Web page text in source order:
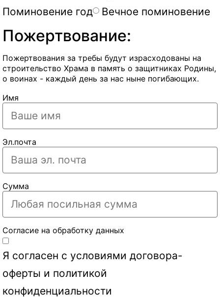
Поминовение год
Вечное поминовение
Пожертвование:
Пожертвования за требы будут израсходованы на
строительство Храма в память о защитниках Родины,
о воинах - каждый день за нас ныне погибающих.
Имя
Эл.почта
Сумма
Согласие на обработку данных
Я согласен с условиями договора-
оферты и политикой
конфиденциальности